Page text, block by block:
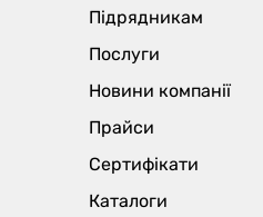
Підрядникам
Послуги
Новини компанії
Прайси
Сертифікати
Каталоги